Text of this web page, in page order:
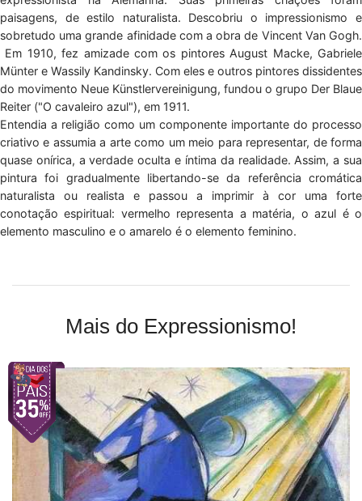
paisagens, de estilo naturalista. Descobriu o impressionismo e
sobretudo uma grande afinidade com a obra de Vincent Van Gogh.
Em 1910, fez amizade com os pintores August Macke, Gabriele
Münter e Wassily Kandinsky. Com eles e outros pintores dissidentes
do movimento Neue Künstlervereinigung, fundou o grupo Der Blaue
Reiter ("O cavaleiro azul"), em 1911.
Entendia a religião como um componente importante do processo
criativo e assumia a arte como um meio para representar, de forma
quase onírica, a verdade oculta e íntima da realidade. Assim, a sua
pintura foi gradualmente libertando-se da referência cromática
naturalista ou realista e passou a imprimir à cor uma forte
conotação espiritual: vermelho representa a matéria, o azul é o
elemento masculino e o amarelo é o elemento feminino.
Mais do Expressionismo!